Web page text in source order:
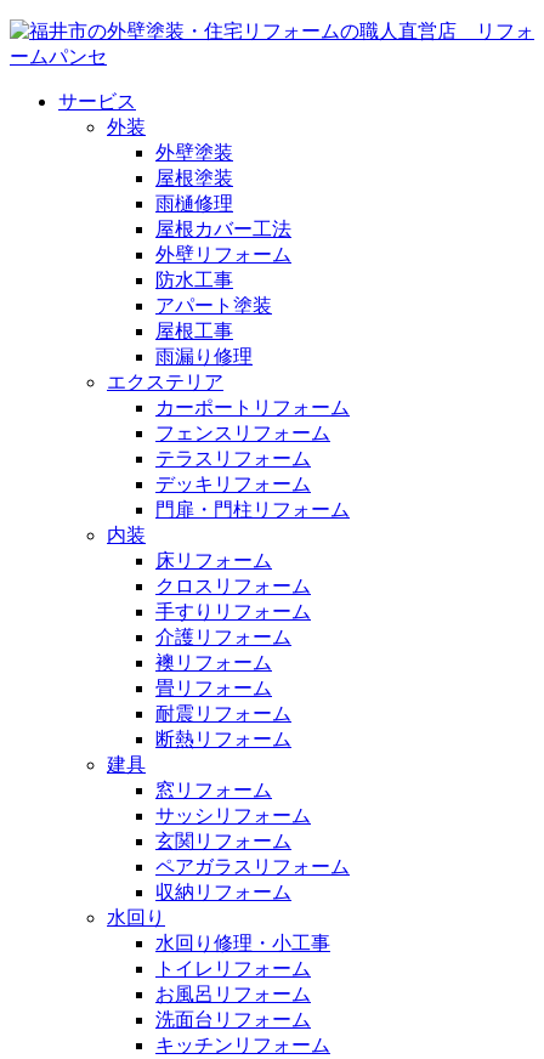
サービス
外装
外壁塗装
屋根塗装
雨樋修理
屋根カバー工法
外壁リフォーム
防水工事
アパート塗装
屋根工事
雨漏り修理
エクステリア
カーポートリフォーム
フェンスリフォーム
テラスリフォーム
デッキリフォーム
門扉・門柱リフォーム
内装
床リフォーム
クロスリフォーム
手すりリフォーム
介護リフォーム
襖リフォーム
畳リフォーム
耐震リフォーム
断熱リフォーム
建具
窓リフォーム
サッシリフォーム
玄関リフォーム
ペアガラスリフォーム
収納リフォーム
水回り
水回り修理・小工事
トイレリフォーム
お風呂リフォーム
洗面台リフォーム
キッチンリフォーム